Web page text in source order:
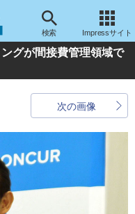
検索 Impressサイト
グが間接費管理領域で
次の画像